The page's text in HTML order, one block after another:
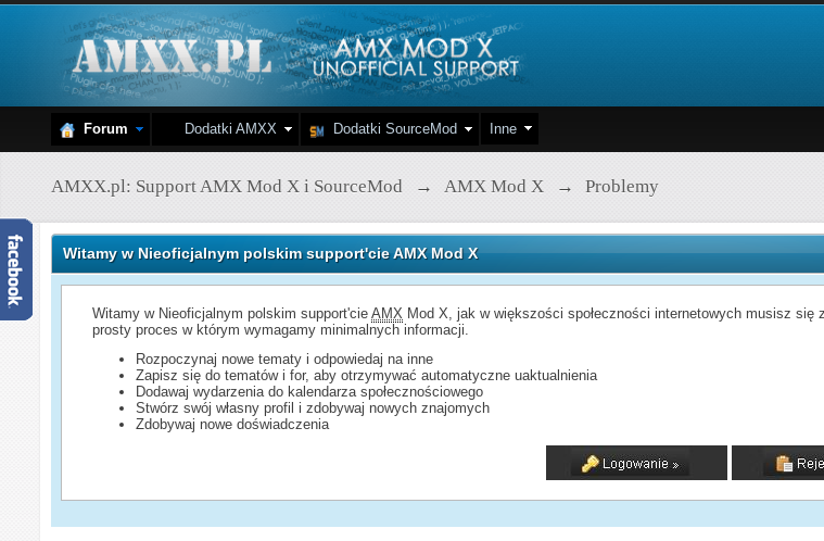
Forum Dodatki AMXX Dodatki SourceMod Inne
AMXX.pl: Support AMX Mod X i SourceMod → AMX Mod X → Problemy
Witamy w Nieoficjalnym polskim support'cie AMX Mod X
Witamy w Nieoficjalnym polskim support'cieAMX Mod X, jak w większości społeczności internetowych musisz
prosty proces w którym wymagamy minimalnych informacji.
Rozpoczynaj nowe tematy i odpowiedaj na inne
Zapisz się do tematów i for, aby otrzymywać automatyczne uaktualnienia
Dodawaj wydarzenia do kalendarza społecznościowego
Stwórz swój własny profil i zdobywaj nowych znajomych
Zdobywaj nowe doświadczenia